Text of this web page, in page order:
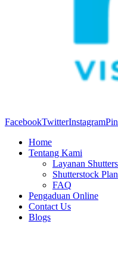
FacebookTwitterInstagram
Home
Tentang Kami
Layanan
Shutterstock Plan
FAQ
Pengaduan Online
Contact Us
Blogs